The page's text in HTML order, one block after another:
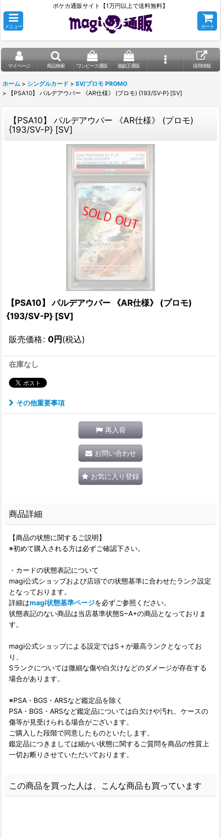
ポケカ通販サイト【1万円以上で送料無料】
メニュー カート
マイページ 商品検索 ワンピース通販 遊戯王通販 採用情報
ホーム > シングルカード > SV/プロモ PROMO
>
【PSA10】 パルデアウパー 《AR仕様》 (プロモ) {193/SV-P} [SV]
【PSA10】 パルデアウパー 《AR仕様》 (プロモ)
{193/SV-P} [SV]
【PSA10】 パルデアウパー 《AR仕様》 (プロモ)
{193/SV-P} [SV]
販売価格: 0円(税込)
在庫なし
その他重要事項
再入荷
お問い合わせ
お気に入り登録
商品詳細
【商品の状態に関するご説明】
※初めて購入される方は必ずご確認下さい。
・カードの状態表記について
magi公式ショップおよび店頭での状態基準に合わせたランク設定
となっております。
詳細はmagi状態基準ページを必ずご参照ください。
状態表記のない商品は当店基準状態S~A+の商品となっておりま
す。
magi公式ショップによる設定ではS＋が最高ランクとなってお
り、
Sランクについては微細な傷や白欠けなどのダメージが存在する
場合があります。
※PSA・BGS・ARSなど鑑定品を除く
PSA・BGS・ARSなど鑑定品については白欠けや汚れ、ケースの
傷等が見受けられる場合がございます。
ご購入した段階で同意したものといたします。
鑑定品につきましては細かい状態に関するご質問を商品の性質上
一切お断りさせていただいております。
この商品を買った人は、こんな商品も買っています